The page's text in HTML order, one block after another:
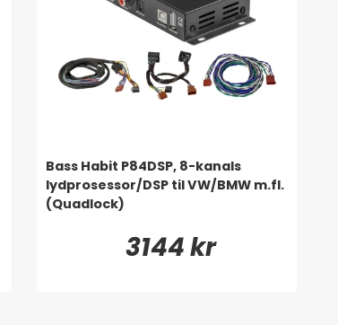
Bass Habit P84DSP, 8-kanals
lydprosessor/DSP til VW/BMW m.fl.
(Quadlock)
3144 kr